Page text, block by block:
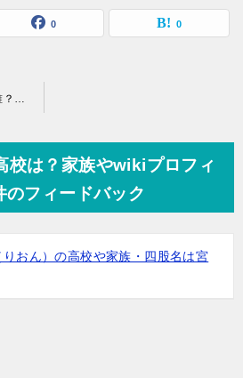
0 0
霧島(霧馬山 )の奥さんは誰？顔写真は？愛娘がかわいすぎて デレデレの理由とは？
校は？家族やwikiプロフィ
のフィードバック
おん）の高校や家族・四股名は宮